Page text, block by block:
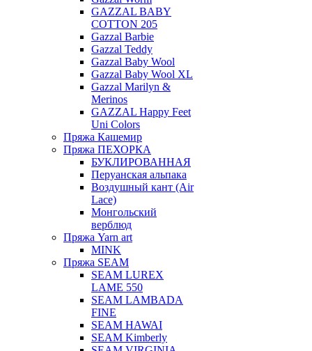
GAZZAL BABY
COTTON 205
Gazzal Barbie
Gazzal Teddy
Gazzal Baby Wool
Gazzal Baby Wool XL
Gazzal Marilyn &
Merinos
GAZZAL Happy Feet
Uni Colors
Пряжа Кашемир
Пряжа ПЕХОРКА
БУКЛИРОВАННАЯ
Перуанская альпака
Воздушный кант (Air
Lace)
Монгольский
верблюд
Пряжа Yarn art
MINK
Пряжа SEAM
SEAM LUREX
LAME 550
SEAM LAMBADA
FINE
SEAM HAWAI
SEAM Kimberly